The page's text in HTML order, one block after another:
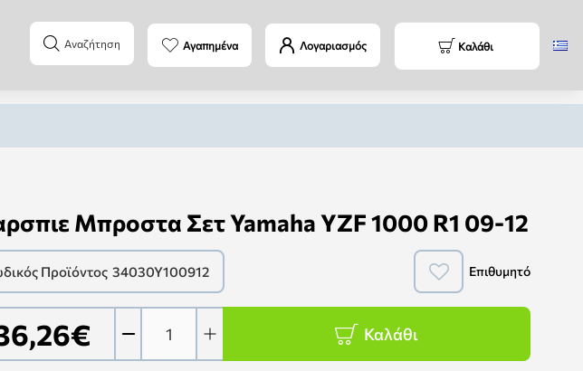
Αναζήτηση Αγαπημένα Λογαριασμός Καλάθι
Μπροστα Σετ Yamaha YZF 1000 R1 09-12
Προϊόντος 34030Y100912 Επιθυμητό
Καλάθι